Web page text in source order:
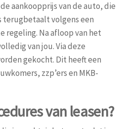
aankoopprijs van de auto, die
terugbetaalt volgens een
regeling. Na afloop van het
van jou. Via deze
gekocht. Dit heeft een
zzp’ers en MKB-
van leasen?